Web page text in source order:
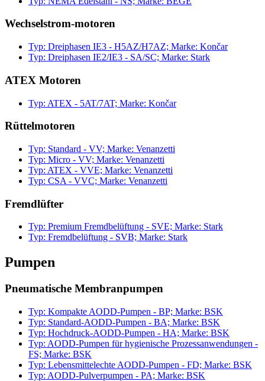
Wechselstrom-motoren
Typ: Dreiphasen IE3 - H5AZ/H7AZ; Marke: Končar
Typ: Dreiphasen IE2/IE3 - SA/SC; Marke: Stark
ATEX Motoren
Typ: ATEX - 5AT/7AT; Marke: Končar
Rüttelmotoren
Typ: Standard - VV; Marke: Venanzetti
Typ: Micro - VV; Marke: Venanzetti
Typ: ATEX - VVE; Marke: Venanzetti
Typ: CSA - VVC; Marke: Venanzetti
Fremdlüfter
Typ: Premium Fremdbelüftung - SVE; Marke: Stark
Typ: Fremdbelüftung - SVB; Marke: Stark
Pumpen
Pneumatische Membranpumpen
Typ: Kompakte AODD-Pumpen - BP; Marke: BSK
Typ: Standard-AODD-Pumpen - BA; Marke: BSK
Typ: Hochdruck-AODD-Pumpen - HA; Marke: BSK
Typ: AODD-Pumpen für hygienische Prozessanwendungen -
FS; Marke: BSK
Typ: Lebensmittelechte AODD-Pumpen - FD; Marke: BSK
Typ: AODD-Pulverpumpen - PA; Marke: BSK